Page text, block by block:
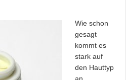
Wie schon
gesagt
kommt es
stark auf
den Hauttyp
an.